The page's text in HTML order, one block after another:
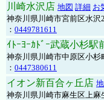
川崎水沢店 地図 詳細 お
神奈川県川崎市宮前区水沢
： 0449781611
ｲﾄｰﾖｰｶﾄﾞｰ武蔵小杉駅
神奈川県川崎市中原区小
： 0447380611
イオン新百合ヶ丘店
神奈川県川崎市麻生区上麻